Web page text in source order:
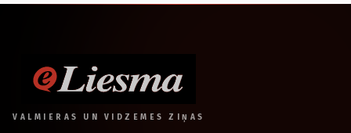
VALMIERAS UN VIDZEMES ZIŅAS